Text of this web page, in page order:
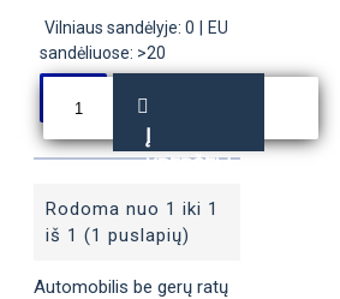
Vilniaus sandėlyje: 0
EU
sandėliuose: >20
Į
KREPŠELĮ
Rodoma nuo 1 iki 1
iš 1 (1 puslapių)
Automobilis be gerų ratų